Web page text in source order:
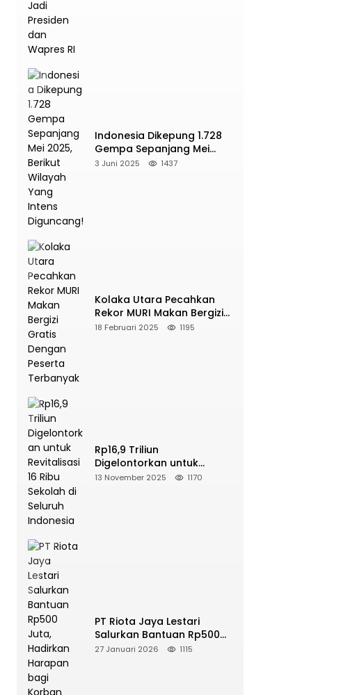
Indonesia Dikepung 1.728
Gempa Sepanjang Mei
2025, Berikut Wilayah Yang
3 Juni 2025 1437
Kolaka Utara Pecahkan
Rekor MURI Makan Bergizi
Gratis Dengan Peserta
18 Februari 2025 1195
Rp16,9 Triliun
Digelontorkan untuk
Revitalisasi 16 Ribu Sekolah
13 November 2025 1170
PT Riota Jaya Lestari
Salurkan Bantuan Rp500
Juta, Hadirkan Harapan
27 Januari 2026 1115